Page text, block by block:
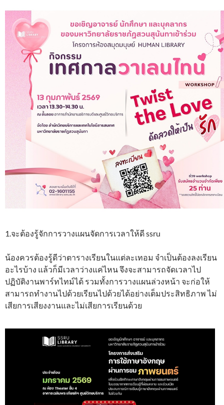
1.จะต้องรู้จักการวางแผนจัดการเวลาให้ดี ssru
น้องควรต้องรู้ดีว่าตารางเรียนในแต่ละเทอม จำเป็นต้องลงเรียน
อะไรบ้าง แล้วก็มีเวลาว่างแค่ไหน จึงจะสามารถจัดเวลาไป
ปฏิบัติงานพาร์ทไทม์ได้ รวมทั้งการวางแผนล่วงหน้า จะก่อให้
สามารถทำงานไปด้วยเรียนไปด้วยได้อย่างเต็มประสิทธิภาพ ไม่
เสียการเสียงงานและไม่เสียการเรียนด้วย